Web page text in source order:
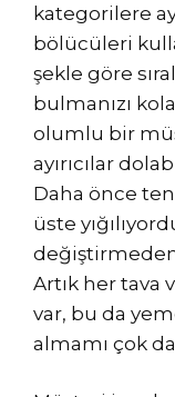
kategorilere
bölücüleri
şekle göre
bulmanızı
olumlu bir
ayırıcılar
Daha önce
üste
değiştirmeden
Artık her tava
var, bu da
almamı çok